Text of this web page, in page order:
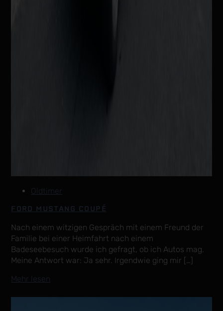
Oldtimer
FORD MUSTANG COUPÉ
Nach einem witzigen Gespräch mit einem Freund der
Familie bei einer Heimfahrt nach einem
Badeseebesuch wurde ich gefragt, ob ich Autos mag.
Meine Antwort war: Ja sehr. Irgendwie ging mir […]
Mehr lesen